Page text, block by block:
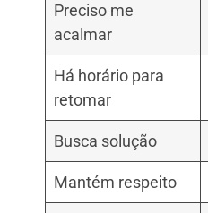
Preciso me
acalmar
Há horário para
retomar
Busca solução
Mantém respeito